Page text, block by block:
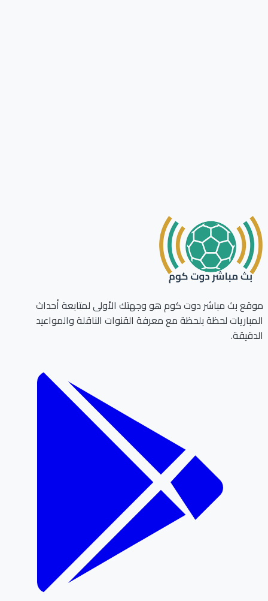
بث مباشر دوت كوم هو وجهتك الأولى لمتابعة أحداث
لحظة بلحظة مع معرفة القنوات الناقلة والمواعيد